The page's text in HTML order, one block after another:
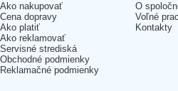
Ako nakupovať
Cena dopravy
Ako platiť
Ako reklamovať
Servisné strediská
Obchodné podmienky
Reklamačné podmienky
O
Voľné
Kontakty